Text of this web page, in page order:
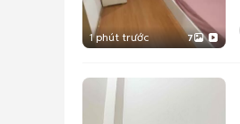
1 phút trước 7